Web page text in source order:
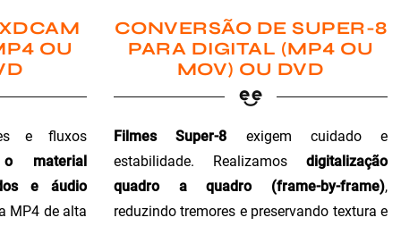
OU
e fluxos
o material
e áudio
MP4 de alta
CONVERSÃO DE SUPER-8
PARA DIGITAL (MP4 OU
MOV) OU DVD
Filmes Super-8 exigem cuidado e
estabilidade. Realizamos digitalização
quadro a quadro (frame-by-frame),
reduzindo tremores e preservando textura e